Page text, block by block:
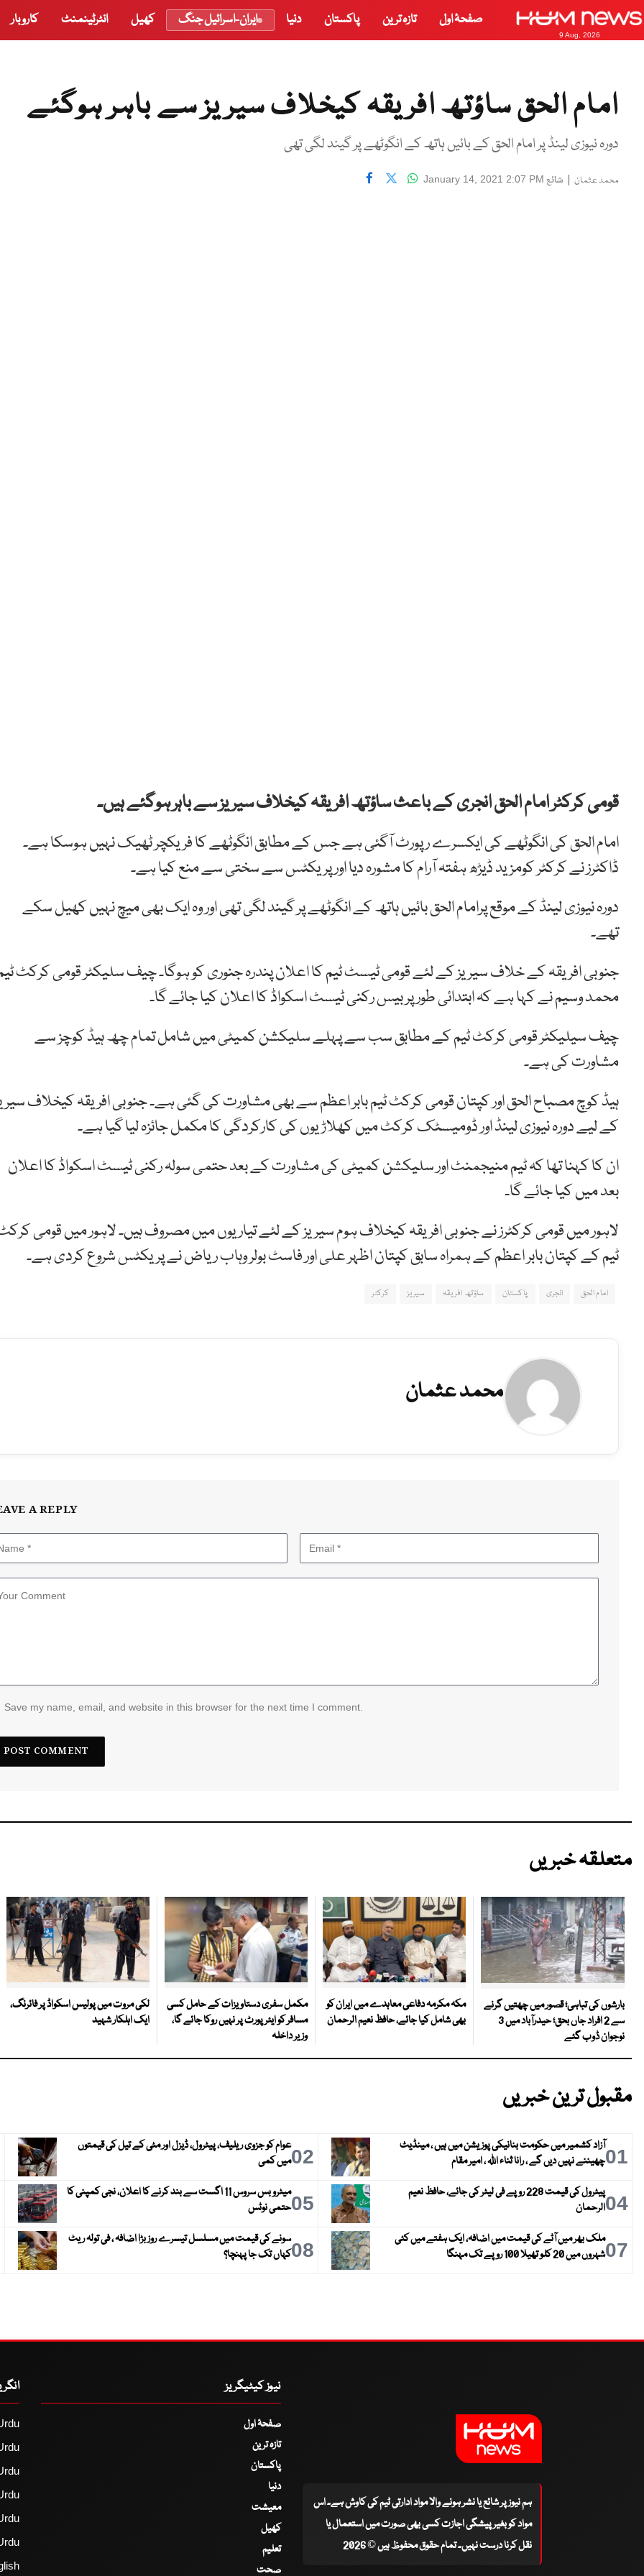
9 Aug, 2026
صفحۂ اول تازہ ترین پاکستان دنیا ایران-اسرائیل جنگ کھیل انٹرٹینمنٹ کاروبار
امام الحق ساؤتھ افریقہ کیخلاف سیریز سے باہر ہوگئے
دورہ نیوزی لینڈ پر امام الحق کے بائیں ہاتھ کے انگوٹھے پر گیند لگی تھی
محمد عثمان | شائع January 14, 2021 2:07 PM
قومی کرکٹر امام الحق انجری کے باعث ساؤتھ افریقہ کیخلاف سیریز سے باہر ہوگئے ہیں۔
امام الحق کی انگوٹھے کی ایکسرے رپورٹ آگئی ہے جس کے مطابق انگوٹھے کا فریکچر ٹھیک نہیں ہوسکا ہے۔
ڈاکٹرز نے کرکٹر کومزید ڈیڑھ ہفتہ آرام کا مشورہ دیا اور پریکٹس سے سختی سے منع کیا ہے۔
دورہ نیوزی لینڈ کے موقع پرامام الحق بائیں ہاتھ کے انگوٹھے پر گیند لگی تھی اور وہ ایک بھی میچ نہیں کھیل سکے
تھے۔
جنوبی افریقہ کے خلاف سیریز کے لئے قومی ٹیسٹ ٹیم کا اعلان پندرہ جنوری کو ہوگا۔ چیف سلیکٹر قومی کرکٹ
محمد وسیم نے کہا ہے کہ ابتدائی طور پر بیس رکنی ٹیسٹ اسکواڈ کا اعلان کیا جائے گا۔
چیف سیلیکٹر قومی کرکٹ ٹیم کے مطابق سب سے پہلے سلیکشن کمیٹی میں شامل تمام چھ ہیڈ کوچز سے
مشاورت کی ہے۔
ہیڈ کوچ مصباح الحق اور کپتان قومی کرکٹ ٹیم بابر اعظم سے بھی مشاورت کی گئی ہے۔ جنوبی افریقہ کیخلاف
کے لیے دورہ نیوزی لینڈ اور ڈومیسٹک کرکٹ میں کھلاڑیوں کی کارکردگی کا مکمل جائزہ لیا گیا ہے۔
ان کا کہنا تھا کہ ٹیم منیجمنٹ اور سلیکشن کمیٹی کی مشاورت کے بعد حتمی سولہ رکنی ٹیسٹ اسکواڈ کا اعلان
بعد میں کیا جائے گا۔
لاہور میں قومی کرکٹرز نے جنوبی افریقہ کیخلاف ہوم سیریز کے لئے تیاریوں میں مصروف ہیں۔ لاہور میں قومی
ٹیم کے کپتان بابر اعظم کے ہمراہ سابق کپتان اظہر علی اور فاسٹ بولر وہاب ریاض نے پریکٹس شروع کردی ہے۔
امام الحق انجری پاکستان ساؤتھ افریقہ سیریز کرکٹر
محمد عثمان
A REPLY
Save my name, email, and website in this browser for the next time I comment.
متعلقہ خبریں
بارشوں کی تباہی؛ قصور میں چھتیں گرنے
سے 2 افراد جاں بحق؛ حیدرآباد میں 3
نوجوان ڈوب گئے
مکہ مکرمہ دفاعی معاہدے میں ایران کو
بھی شامل کیا جائے، حافظ نعیم الرحمان
مکمل سفری دستاویزات کے حامل کسی
مسافر کو ایئرپورٹ پر نہیں روکا جائے گا،
وزیر داخلہ
لکی مروت میں پولیس اسکواڈ پر فائرنگ،
ایک اہلکار شہید
مقبول ترین خبریں
01آزاد کشمیر میں حکومت بنانیکی پوزیشن میں ہیں ، مینڈیٹ
چھیننے نہیں دیں گے ، رانا ثناء اللہ ، امیر مقام
02عوام کو جزوی ریلیف، پیٹرول، ڈیزل اور مٹی کے تیل کی قیمتوں
میں کمی
04
پیٹرول کی قیمت 228 روپے فی لیٹر کی جائے، حافظ نعیم
الرحمان
05
میٹرو بس سروس 11 اگست سے بند کرنے کا اعلان، نجی کمپنی کا
حتمی نوٹس
07ملک بھر میں آٹے کی قیمت میں اضافہ، ایک ہفتے میں کئی
شہروں میں 20 کلو تھیلا 100 روپے تک مہنگا
08سونے کی قیمت میں مسلسل تیسرے روز بڑا اضافہ ، فی تولہ ریٹ
کہاں تک جا پہنچا؟
ہم نیوز پر شائع یا نشر ہونے والا مواد ادارتی ٹیم کی کاوش ہے۔ اس
مواد کو بغیر پیشگی اجازت کسی بھی صورت میں استعمال یا
نقل کرنا درست نہیں۔ تمام حقوق محفوظ ہیں © 2026
نیوز کیٹیگریز
صفحۂ اول
تازہ ترین
پاکستان
دنیا
معیشت
کھیل
تعلیم
صحت